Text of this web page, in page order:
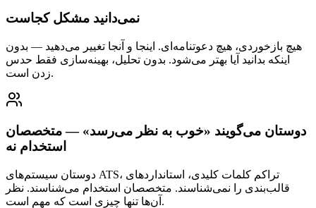
نمی‌دانید مشکل کجاست
هیچ بازخوردی، هیچ دعوتنامه‌ای. اینجا و آنجا تغییر می‌دهید — بدون
اینکه بدانید آیا بهتر می‌شود. بدون تحلیل، بهینه‌سازی فقط حدس
زدن است.
دوستان می‌گویند «خوب به نظر می‌رسد» — متخصصان
استخدام نه
دوستان سیستم‌های ATS، تراکم کلمات کلیدی، استانداردهای
قالب‌بندی را نمی‌شناسند. متخصصان استخدام می‌شناسند. نظر
آن‌ها تنها چیزی است که مهم است.